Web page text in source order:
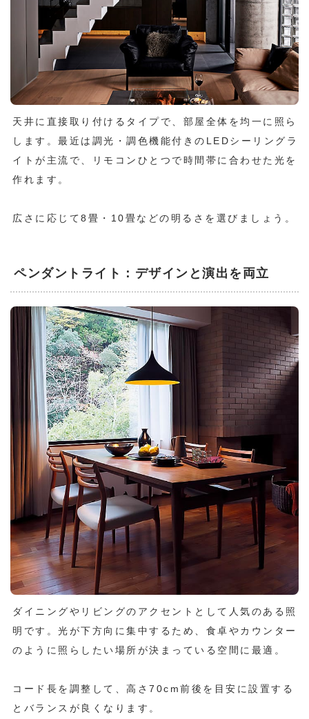
天井に直接取り付けるタイプで、部屋全体を均一に照ら
します。最近は調光・調色機能付きのLEDシーリングラ
イトが主流で、リモコンひとつで時間帯に合わせた光を
作れます。
広さに応じて8畳・10畳などの明るさを選びましょう。
ペンダントライト：デザインと演出を両立
ダイニングやリビングのアクセントとして人気のある照
明です。光が下方向に集中するため、食卓やカウンター
のように照らしたい場所が決まっている空間に最適。
コード長を調整して、高さ70cm前後を目安に設置する
とバランスが良くなります。